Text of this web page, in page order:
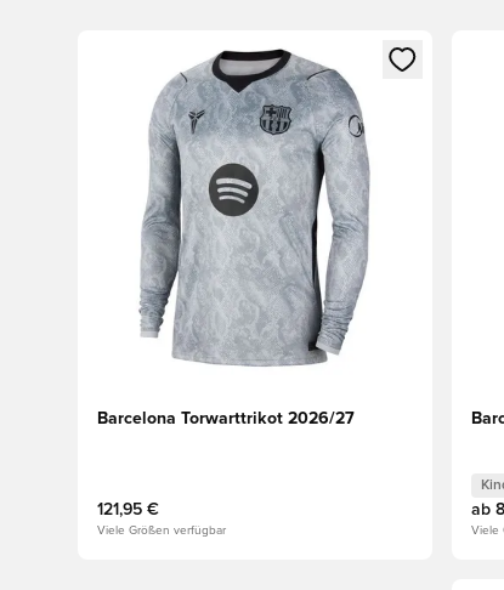
Öffnet ein neues Fenster zum Anmelden oder
Barcelona Torwarttrikot 2026/27
121,95 €
Viele Größen verfügbar
ab
Viele